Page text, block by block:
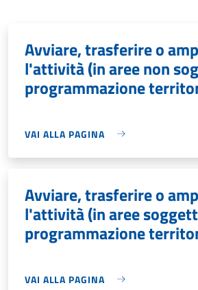
Avviare, trasferire o
l'attività (in aree non
programmazione
VAI ALLA PAGINA
Avviare, trasferire o
l'attività (in aree
programmazione
VAI ALLA PAGINA